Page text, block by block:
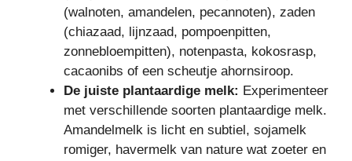
(walnoten, amandelen, pecannoten), zaden
(chiazaad, lijnzaad, pompoenpitten,
zonnebloempitten), notenpasta, kokosrasp,
cacaonibs of een scheutje ahornsiroop.
De juiste plantaardige melk: Experimenteer
met verschillende soorten plantaardige melk.
Amandelmelk is licht en subtiel, sojamelk
romiger, havermelk van nature wat zoeter en